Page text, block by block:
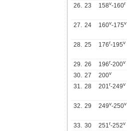
26. 23 158v-160r
27. 24 160v-175v
28. 25 176r-195v
29. 26 196r-200v
30. 27 200v
31. 28 201r-249v
32. 29 249v-250v
33. 30 251r-252v